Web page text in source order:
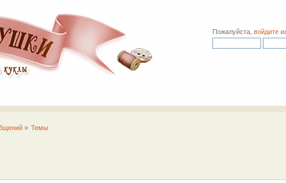
Пожалуйста,войдите
» Темы